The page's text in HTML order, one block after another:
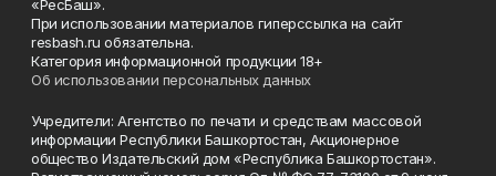
«РесБаш».
При использовании материалов гиперссылка на сайт
resbash.ru обязательна.
Категория информационной продукции 18+
Об использовании персональных данных
Учредители: Агентство по печати и средствам массовой
информации Республики Башкортостан, Акционерное
общество Издательский дом «Республика Башкортостан».